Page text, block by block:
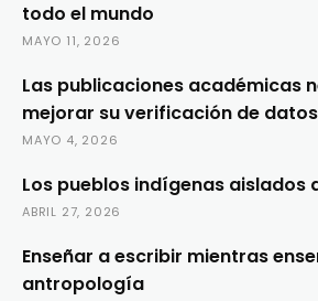
todo el mundo
MAYO 11, 2026
Las publicaciones académicas
mejorar su verificación de datos
MAYO 4, 2026
Los pueblos indígenas aislados
ABRIL 27, 2026
Enseñar a escribir mientras
antropología